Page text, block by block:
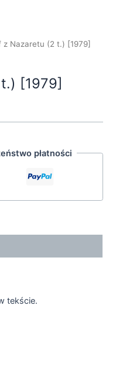
z Nazaretu (2 t.) [1979]
[1979]
płatności
tekście.